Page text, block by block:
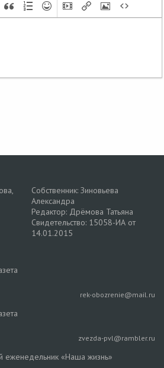
Собственник: Зиновьева
Александра
Редактор: Дрёмова Татьяна
Свидетельство: 15058-ИА от
14.01.2015
rek-obozrenie@mail.ru
zvezda-pvl@rambler.ru
еженедельник «Наша жизнь»